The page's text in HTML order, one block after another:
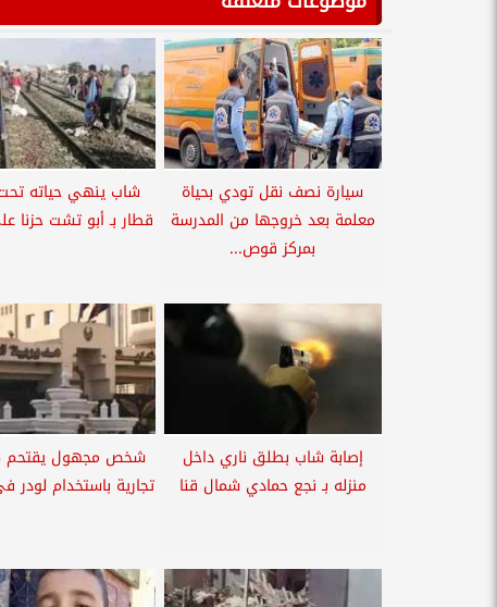
سيارة نصف نقل تودي بحياة
معلمة بعد خروجها من المدرسة
بمركز قوص...
شاب ينهي حياته
قطار بـ أبو تشت حزنا
إصابة شاب بطلق ناري داخل
منزله بـ نجع حمادي شمال قنا
تجارية باستخدام لودر